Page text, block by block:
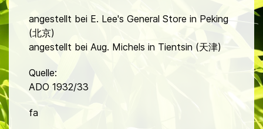
angestellt bei E. Lee's General Store in Peking
(北京)
angestellt bei Aug. Michels in Tientsin (天津)
Quelle:
ADO 1932/33
fa